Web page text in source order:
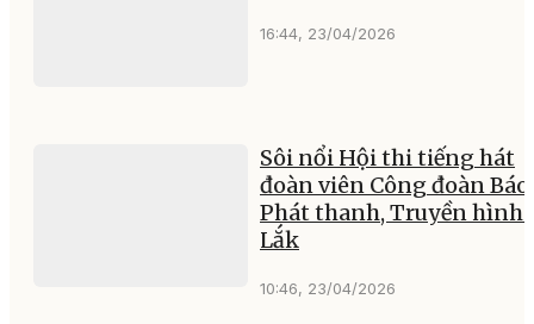
16:44, 23/04/2026
Sôi nổi Hội thi tiếng hát
đoàn viên Công đoàn Báo
Phát thanh, Truyền hình
Lắk
10:46, 23/04/2026